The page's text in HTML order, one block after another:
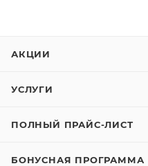
АКЦИИ
УСЛУГИ
ПОЛНЫЙ ПРАЙС-ЛИСТ
БОНУСНАЯ ПРОГРАММА